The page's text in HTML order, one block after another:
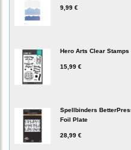
9,99 €
Hero Arts Clear Stamps
15,99 €
Spellbinders
Foil Plate
28,99 €